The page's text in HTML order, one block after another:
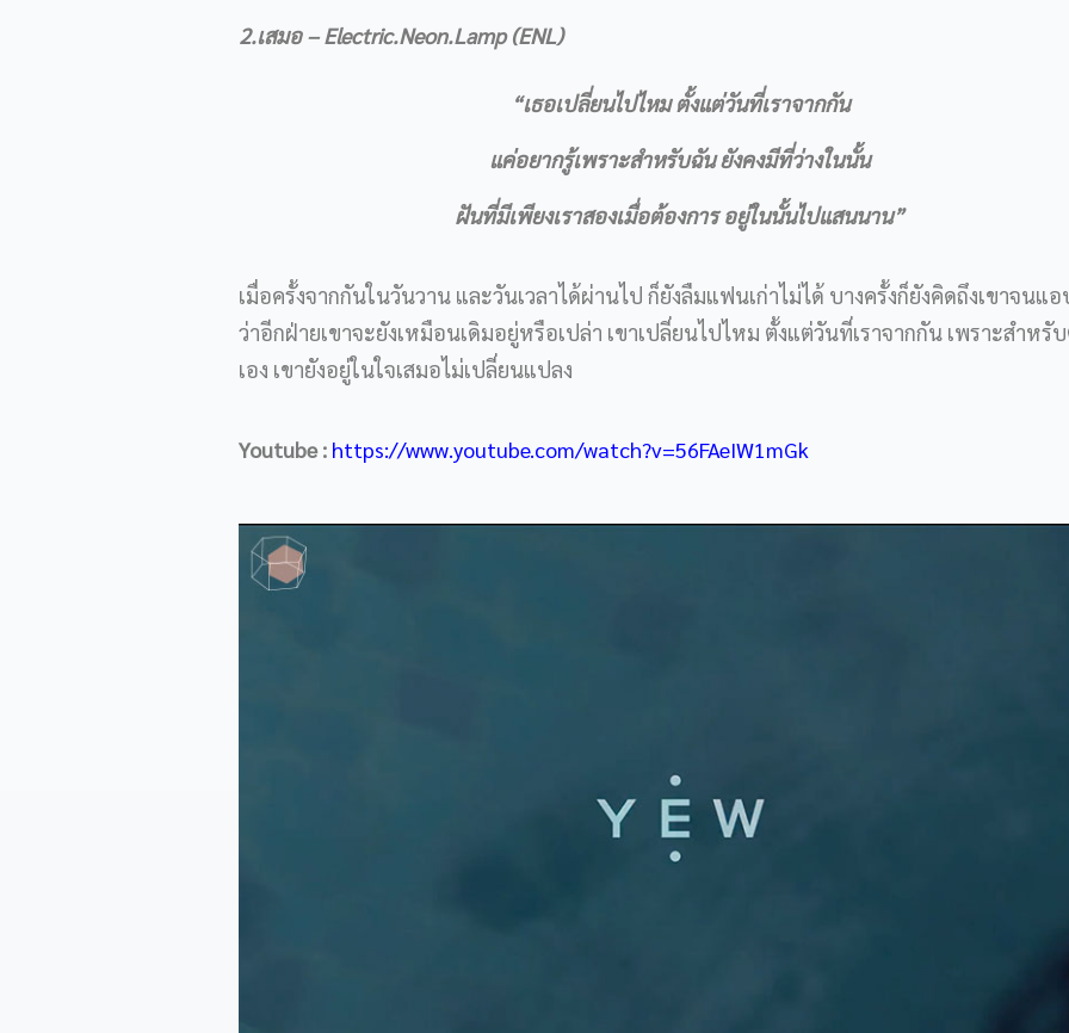
2.เสมอ – Electric.Neon.Lamp (ENL)
“เธอเปลี่ยนไปไหม ตั้งแต่วันที่เราจากกัน
แค่อยากรู้เพราะสำหรับฉัน ยังคงมีที่ว่างในนั้น
ฝันที่มีเพียงเราสองเมื่อต้องการ อยู่ในนั้นไปแสนนาน”
เมื่อครั้งจากกันในวันวาน และวันเวลาได้ผ่านไป ก็ยังลืมแฟนเก่าไม่ได้ บางครั้งก็ยังคิดถึงเขาจนแอ
ว่าอีกฝ่ายเขาจะยังเหมือนเดิมอยู่หรือเปล่า เขาเปลี่ยนไปไหม ตั้งแต่วันที่เราจากกัน เพราะสำหรับ
เอง เขายังอยู่ในใจเสมอไม่เปลี่ยนแปลง
Youtube : https://www.youtube.com/watch?v=56FAeIW1mGk